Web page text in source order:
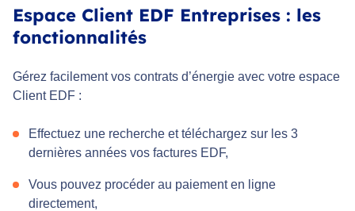
Espace Client EDF Entreprises : les
fonctionnalités
Gérez facilement vos contrats d’énergie avec votre espace
Client EDF :
Effectuez une recherche et téléchargez sur les 3
dernières années vos factures EDF,
Vous pouvez procéder au paiement en ligne
directement,